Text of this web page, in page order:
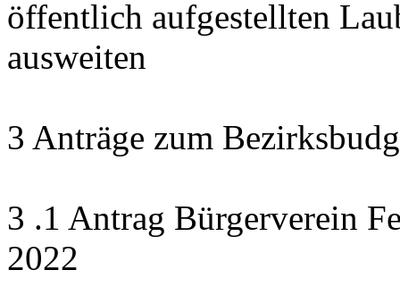
öffentlich aufgestellten
ausweiten
3 Anträge zum
3 .1 Antrag Bürgerverein
2022